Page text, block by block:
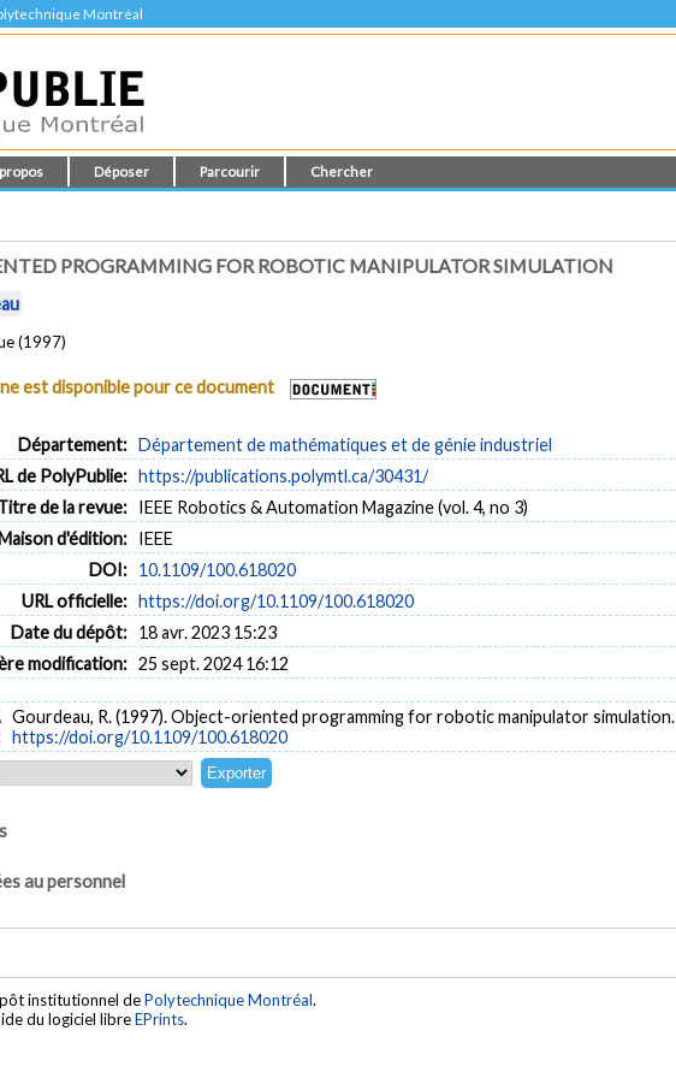
Montréal
Déposer Parcourir Chercher
PROGRAMMING FOR ROBOTIC MANIPULATOR SIMULATION
(1997)
est disponible pour ce document
Département: Département de mathématiques et de génie industriel
de PolyPublie: https://publications.polymtl.ca/30431/
de la revue: IEEE Robotics & Automation Magazine (vol. 4, no 3)
d'édition: IEEE
DOI: 10.1109/100.618020
URL officielle: https://doi.org/10.1109/100.618020
Date du dépôt: 18 avr. 2023 15:23
modification: 25 sept. 2024 16:12
Gourdeau, R. (1997). Object-oriented programming for robotic manipulator simulation.
https://doi.org/10.1109/100.618020
au personnel
institutionnel dePolytechnique Montréal.
du logiciel libreEPrints.